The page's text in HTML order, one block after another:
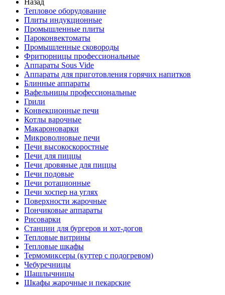
Назад
Тепловое оборудование
Плиты индукционные
Промышленные плиты
Пароконвектоматы
Промышленные сковороды
Фритюрницы профессиональные
Аппараты Sous Vide
Аппараты для приготовления горячих напитков
Блинные аппараты
Вафельницы профессиональные
Грили
Конвекционные печи
Котлы варочные
Макароноварки
Микроволновые печи
Печи высокоскоростные
Печи для пиццы
Печи дровяные для пиццы
Печи подовые
Печи ротационные
Печи хоспер на углях
Поверхности жарочные
Пончиковые аппараты
Рисоварки
Станции для бургеров и хот-догов
Тепловые витрины
Тепловые шкафы
Термомиксеры (куттер с подогревом)
Чебуречницы
Шашлычницы
Шкафы жарочные и пекарские